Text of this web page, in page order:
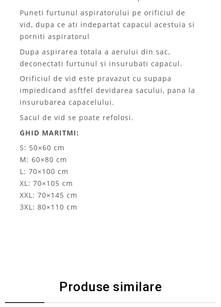
Puneti furtunul aspiratorului pe orificiul de
vid, dupa ce ati indepartat capacul acestuia si
porniti aspiratorul
Dupa aspirarea totala a aerului din sac,
deconectati furtunul si insurubati capacul.
Orificiul de vid este pravazut cu supapa
impiedicand asftfel devidarea sacului, pana la
insurubarea capacelului.
Sacul de vid se poate refolosi.
GHID MARITMI:
S: 50×60 cm
M: 60×80 cm
L: 70×100 cm
XL: 70×105 cm
XXL: 70×145 cm
3XL: 80×110 cm
Produse similare